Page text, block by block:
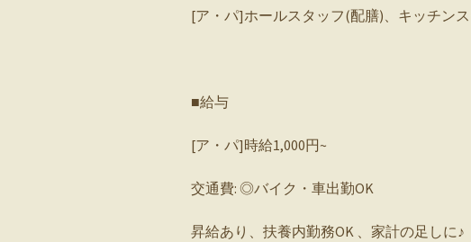
[ア・パ]ホールスタッフ(配膳)、キッチン
■給与
[ア・パ]時給1,000円~
交通費: ◎バイク・車出勤OK
昇給あり、扶養内勤務OK 、家計の足しに♪